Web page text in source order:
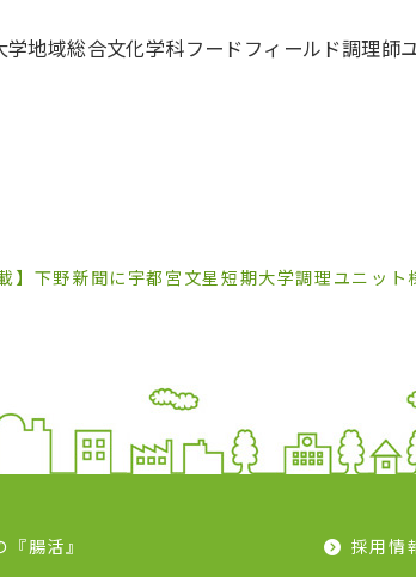
地域総合文化学科フードフィールド調理
載】下野新聞に宇都宮文星短期大学調理ユニッ
腸活』 採用情